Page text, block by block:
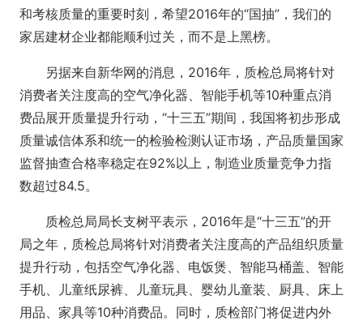
和考核质量的重要时刻，希望2016年的“国抽”，我们的
家居建材企业都能顺利过关，而不是上黑榜。
另据来自新华网的消息，2016年，质检总局将针对
消费者关注度高的空气净化器、智能手机等10种重点消
费品展开质量提升行动，“十三五”期间，我国将初步形成
质量诚信体系和统一的检验检测认证市场，产品质量国家
监督抽查合格率稳定在92%以上，制造业质量竞争力指
数超过84.5。
质检总局局长支树平表示，2016年是“十三五”的开
局之年，质检总局将针对消费者关注度高的产品组织质量
提升行动，包括空气净化器、电饭煲、智能马桶盖、智能
手机、儿童纸尿裤、儿童玩具、婴幼儿童装、厨具、床上
用品、家具等10种消费品。同时，质检部门将促进内外